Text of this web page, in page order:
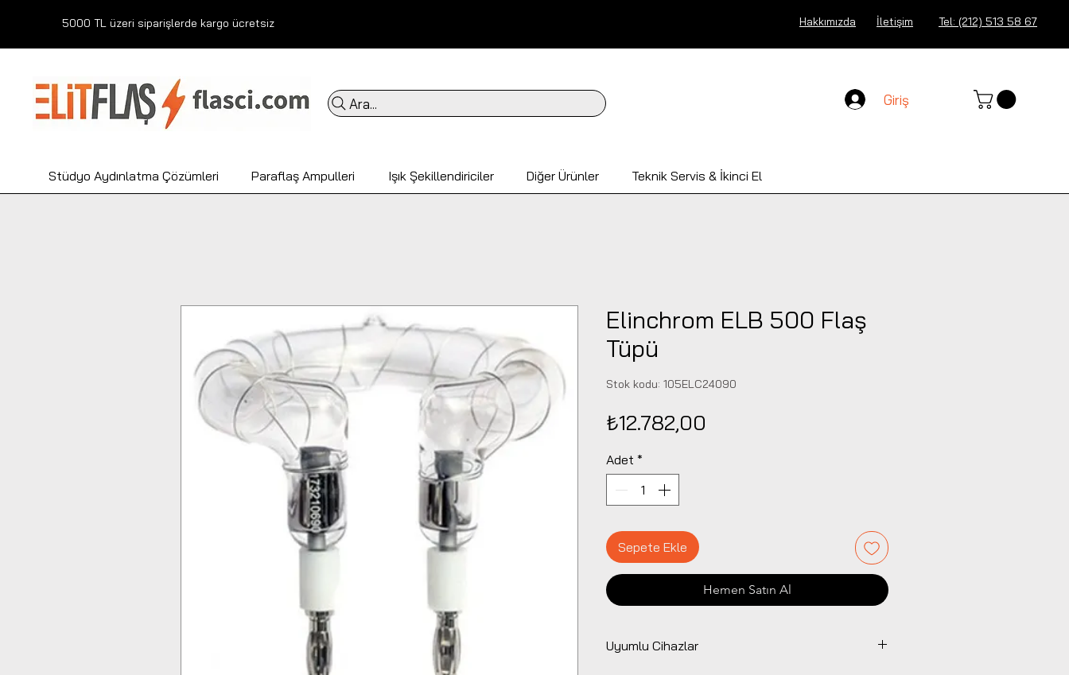
5000 TL üzeri siparişlerde kargo ücretsiz Hakkımızda İletişim Tel: (212) 513 58 67
Ara... Giriş
Stüdyo Aydınlatma Çözümleri Paraflaş Ampulleri Işık Şekillendiriciler Diğer Ürünler Teknik Servis & İkinci El
Elinchrom ELB 500 Flaş
Tüpü
Stok kodu: 105ELC24090
₺12.782,00
Adet *
Sepete Ekle
Hemen Satın Al
Uyumlu Cihazlar